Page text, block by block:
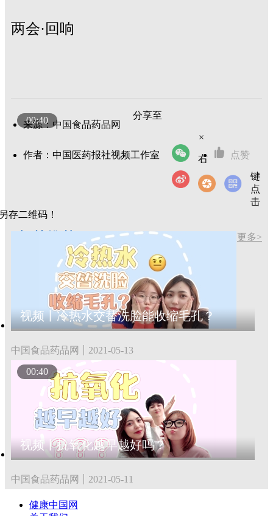
两会·回响
来源：中国食品药品网
作者：中国医药报社视频工作室 点赞
分享至
×
右
键
点
击
存二维码！
更多>
00:40
视频丨冷热水交替洗脸能收缩毛孔？
中国食品药品网 2021-05-13
00:40
视频丨抗氧化越早越好吗？
中国食品药品网 2021-05-11
健康中国网